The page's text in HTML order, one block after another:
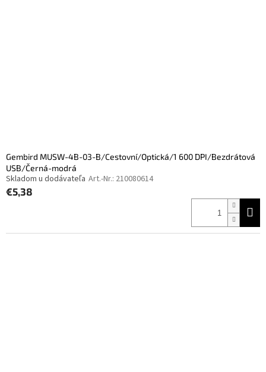
Gembird MUSW-4B-03-B/Cestovní/Optická/1 600 DPI/Bezdrátová
USB/Černá-modrá
Skladom u dodávateľa Art.-Nr.: 210080614
€5,38